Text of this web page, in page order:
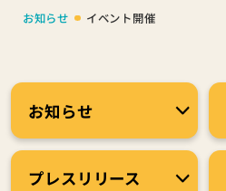
お知らせ
イベント開催
お知らせ
プレスリリース